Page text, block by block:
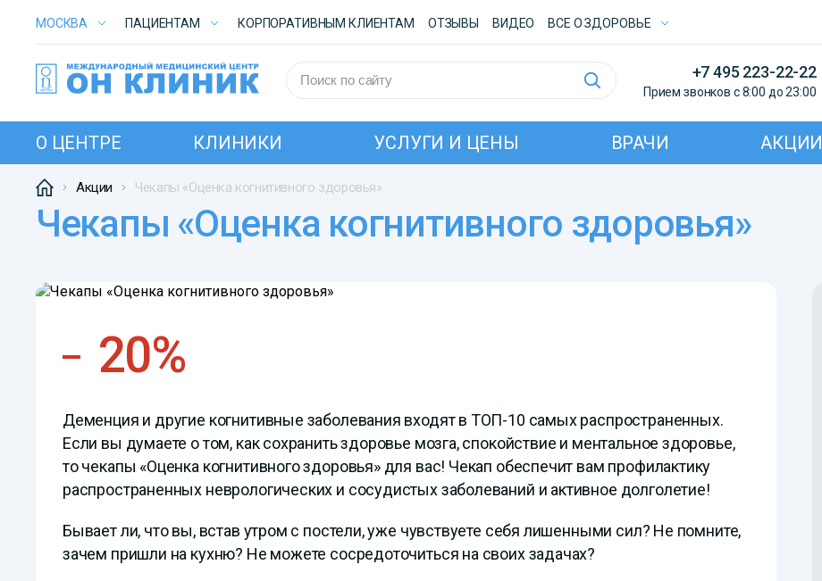
МОСКВА ПАЦИЕНТАМ КОРПОРАТИВНЫМ КЛИЕНТАМ ОТЗЫВЫ ВИДЕО ВСE О ЗДОРОВЬЕ
+7 495 223-22-22
Прием звонков с 8:00 до 23:00
О ЦЕНТРЕ КЛИНИКИ УСЛУГИ И ЦЕНЫ ВРАЧИ АКЦИИ
Акции Чекапы «Оценка когнитивного здоровья»
Чекапы «Оценка когнитивного здоровья»
20%
Деменция и другие когнитивные заболевания входят в ТОП-10 самых распространенных.
Если вы думаете о том, как сохранить здоровье мозга, спокойствие и ментальное здоровье,
то чекапы «Оценка когнитивного здоровья» для вас! Чекап обеспечит вам профилактику
распространенных неврологических и сосудистых заболеваний и активное долголетие!
Бывает ли, что вы, встав утром с постели, уже чувствуете себя лишенными сил? Не помните,
зачем пришли на кухню? Не можете сосредоточиться на своих задачах?